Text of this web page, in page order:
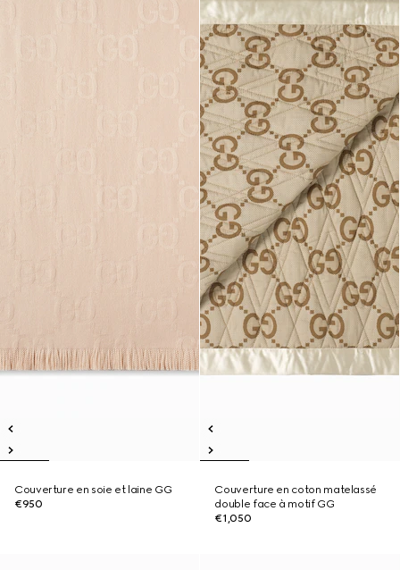
Couverture en soie et laine GG
€950
Couverture en coton matelassé
double face à motif GG
€1,050